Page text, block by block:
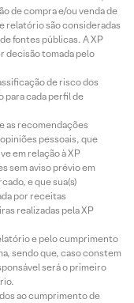
de compra e/ou venda de
relatório são consideradas
fontes públicas. A XP
decisão tomada pelo
de risco dos
para cada perfil de
as recomendações
pessoais, que
em relação à XP
sem aviso prévio em
e que sua(s)
por receitas
realizadas pela XP
e pelo cumprimento
sendo que, caso constem
será o primeiro
ao cumprimento de